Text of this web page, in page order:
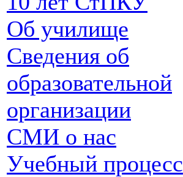
Об училище
Сведения об
образовательной
организации
СМИ о нас
Учебный процесс